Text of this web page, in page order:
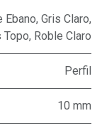
Ebano, Gris Claro,
Topo, Roble Claro
Perfil
10 mm